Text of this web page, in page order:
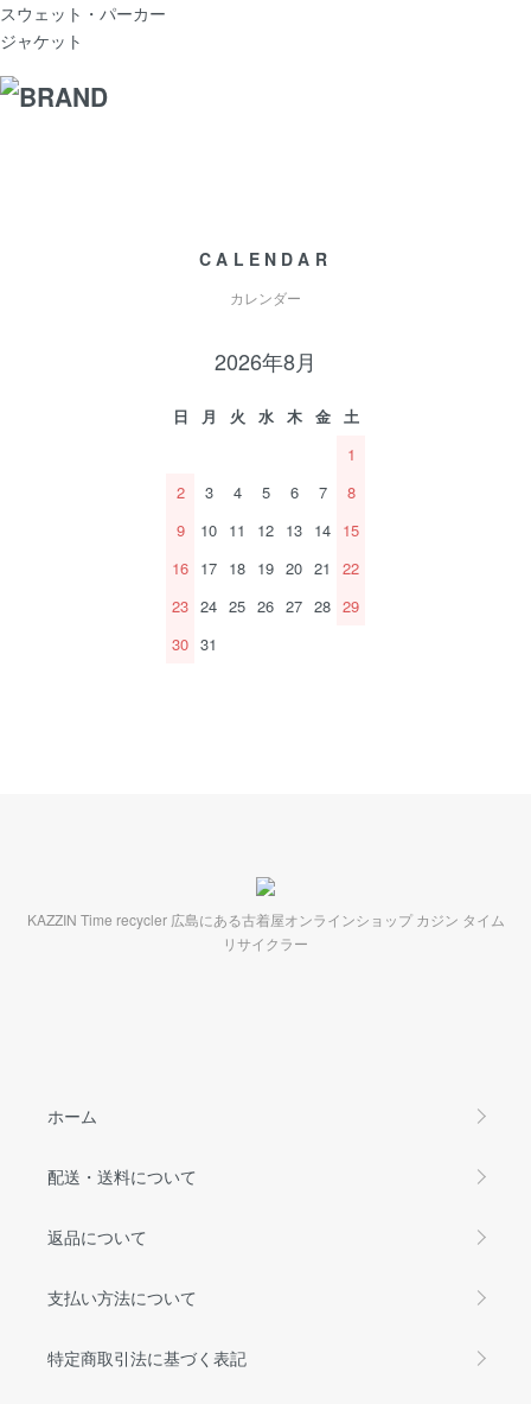
スウェット・パーカー
ジャケット
CALENDAR
カレンダー
2026年8月
日 月 火 水 木 金
土
1
2
3 4 5 6 7
8
9
10 11 12 13 14 15
16 17 18 19 20 21
22
23 24 25 26 27 28 29
30 31
KAZZIN Time recycler 広島にある古着屋オンラインショップ カジン タイム
リサイクラー
ホーム
配送・送料について
返品について
支払い方法について
特定商取引法に基づく表記